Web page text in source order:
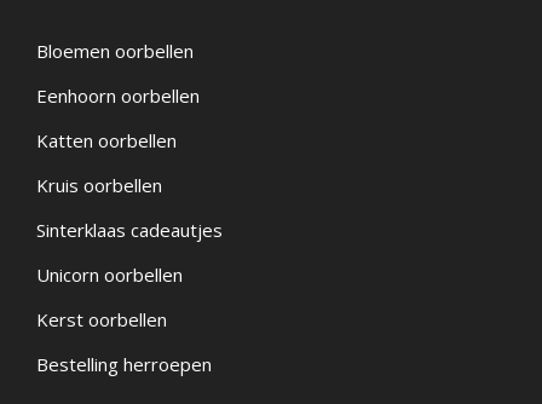
Bloemen oorbellen
Eenhoorn oorbellen
Katten oorbellen
Kruis oorbellen
Sinterklaas cadeautjes
Unicorn oorbellen
Kerst oorbellen
Bestelling herroepen